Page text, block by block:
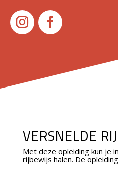
VERSNELDE
Met deze opleiding kun je
rijbewijs halen. De